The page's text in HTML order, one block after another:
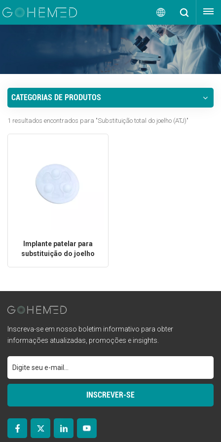
Português
English
português
OBTENHA UMA COTAÇÃO
CATEGORIAS DE PRODUTOS
1 resultados encontrados para "Substituição total do joelho (ATJ)"
Implante patelar para
substituição do joelho
Inscreva-se em nosso boletim informativo para obter
informações atualizadas, promoções e insights.